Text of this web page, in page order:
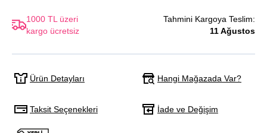
1000 TL üzeri
kargo ücretsiz
Tahmini Kargoya Teslim:
11 Ağustos
Ürün Detayları Hangi Mağazada Var?
Taksit Seçenekleri İade ve Değişim